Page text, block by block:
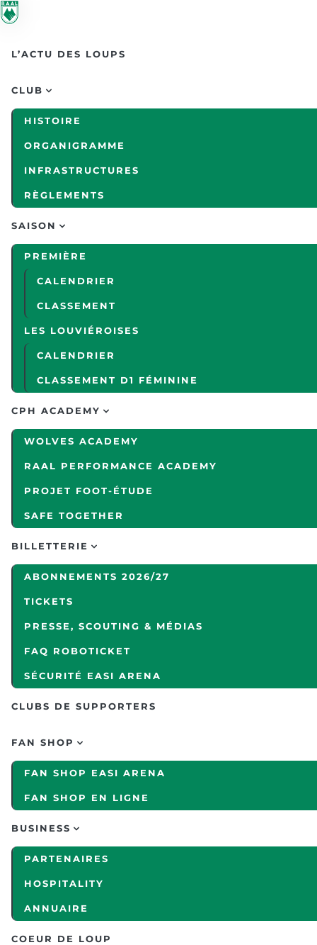
Skip to main content
L’ACTU DES LOUPS
CLUB
HISTOIRE
ORGANIGRAMME
INFRASTRUCTURES
RÈGLEMENTS
SAISON
PREMIÈRE
CALENDRIER
CLASSEMENT
LES LOUVIÉROISES
CALENDRIER
CLASSEMENT D1 FÉMININE
CPH ACADEMY
WOLVES ACADEMY
RAAL PERFORMANCE ACADEMY
PROJET FOOT-ÉTUDE
SAFE TOGETHER
BILLETTERIE
ABONNEMENTS 2026/27
TICKETS
PRESSE, SCOUTING & MÉDIAS
FAQ ROBOTICKET
SÉCURITÉ EASI ARENA
CLUBS DE SUPPORTERS
FAN SHOP
FAN SHOP EASI ARENA
FAN SHOP EN LIGNE
BUSINESS
PARTENAIRES
HOSPITALITY
ANNUAIRE
COEUR DE LOUP